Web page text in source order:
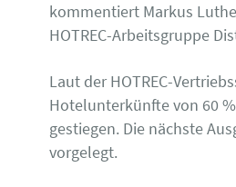
kommentiert Markus
HOTREC-Arbeitsgruppe
Laut der HOTREC-
Hotelunterkünfte von 60
gestiegen. Die nächste
vorgelegt.